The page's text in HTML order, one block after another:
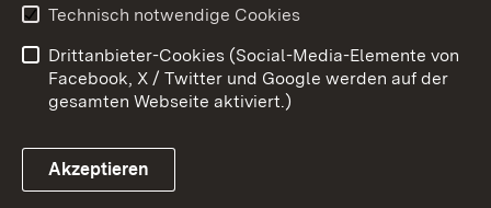
Link zum Landesportal
Barrierefreiheit
Impressum
Cookies
Technisch notwendige Cookies
Drittanbieter-Cookies (Social-Media-Elemente von
Facebook, X / Twitter und Google werden auf der
gesamten Webseite aktiviert.)
Akzeptieren